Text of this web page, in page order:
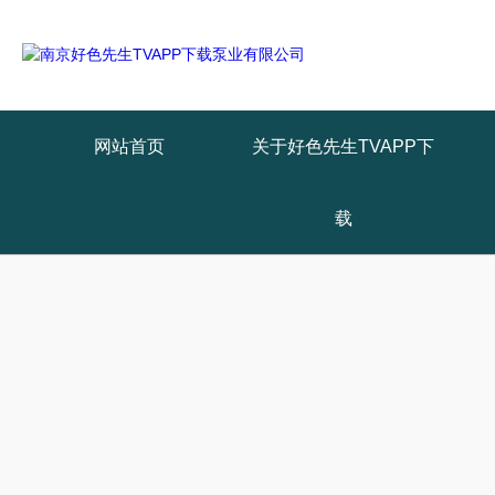
网站首页 关于好色先生TVAPP下
载